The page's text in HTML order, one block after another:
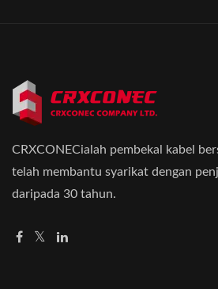
CRXCONECialah pembekal kabel
telah membantu syarikat dengan
daripada 30 tahun.